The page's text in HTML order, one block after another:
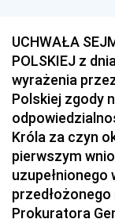
UCHWAŁA
POLSKIEJ z
wyrażenia
Polskiej zgody
Króla za czyn
pierwszym
uzupełnionego
Prokuratora